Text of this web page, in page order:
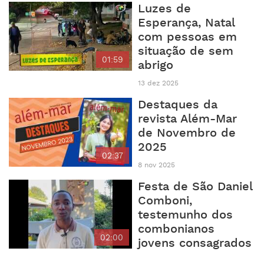
01:59
Luzes de
Esperança, Natal
com pessoas em
situação de sem
abrigo
13 dez 2025
02:37
Destaques da
revista Além-Mar
de Novembro de
2025
8 nov 2025
02:00
Festa de São Daniel
Comboni,
testemunho dos
combonianos
jovens consagrados